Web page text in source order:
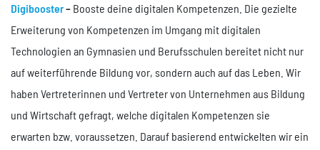
Digibooster– Booste deine digitalen Kompetenzen. Die gezielte
Erweiterung von Kompetenzen im Umgang mit digitalen
Technologien an Gymnasien und Berufsschulen bereitet nicht nur
auf weiterführende Bildung vor, sondern auch auf das Leben. Wir
haben Vertreterinnen und Vertreter von Unternehmen aus Bildung
und Wirtschaft gefragt, welche digitalen Kompetenzen sie
erwarten bzw. voraussetzen. Darauf basierend entwickelten wir ein